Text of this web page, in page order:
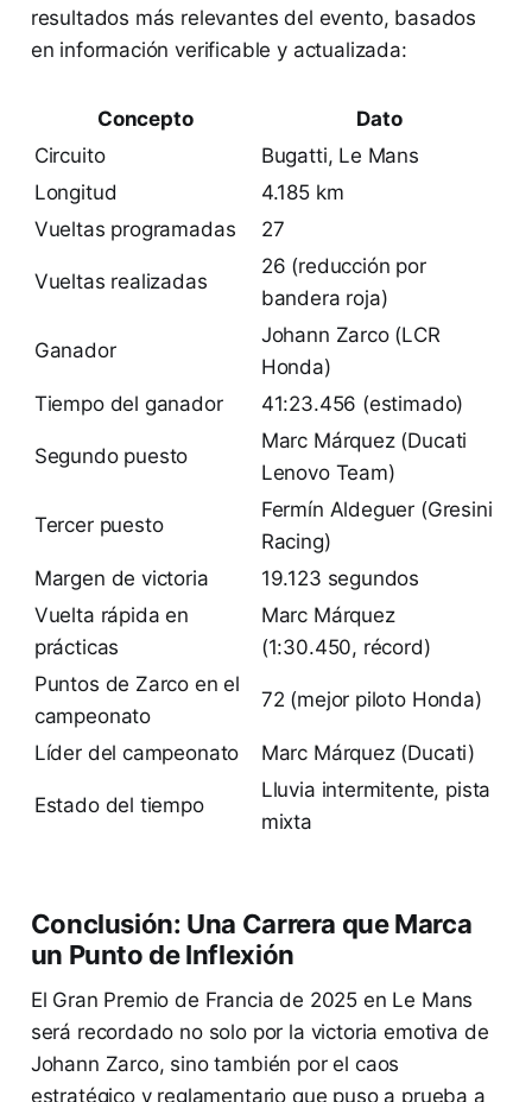
resultados más relevantes del evento, basados
en información verificable y actualizada:
Concepto
Dato
Circuito
Bugatti, Le Mans
Longitud
4.185 km
Vueltas programadas
27
Vueltas realizadas
26 (reducción por
bandera roja)
Ganador
Johann Zarco (LCR
Honda)
Tiempo del ganador
41:23.456 (estimado)
Segundo puesto
Marc Márquez (Ducati
Lenovo Team)
Tercer puesto
Fermín Aldeguer (Gresini
Racing)
Margen de victoria
19.123 segundos
Vuelta rápida en
prácticas
Marc Márquez
(1:30.450, récord)
Puntos de Zarco en el
campeonato
72 (mejor piloto Honda)
Líder del campeonato Marc Márquez (Ducati)
Estado del tiempo
Lluvia intermitente, pista
mixta
Conclusión: Una Carrera que Marca
un Punto de Inflexión
El Gran Premio de Francia de 2025 en Le Mans
será recordado no solo por la victoria emotiva de
Johann Zarco, sino también por el caos
estratégico y reglamentario que puso a prueba a